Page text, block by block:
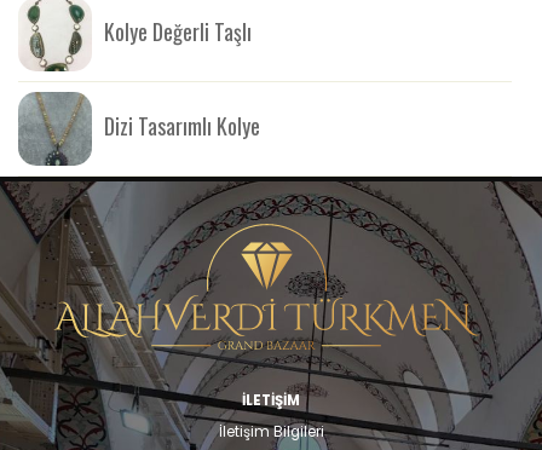
Kolye Değerli Taşlı
Dizi Tasarımlı Kolye
İLETİŞİM
İletişim Bilgileri